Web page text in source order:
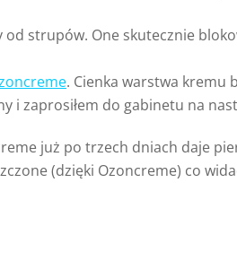
od strupów. One skutecznie
. Cienka warstwa kremu
i zaprosiłem do gabinetu na
już po trzech dniach daje
(dzięki Ozoncreme) co